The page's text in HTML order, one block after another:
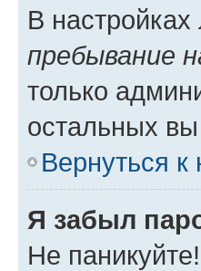
В
пребывание
только
остальных
Вернуться к
Я забыл
Не